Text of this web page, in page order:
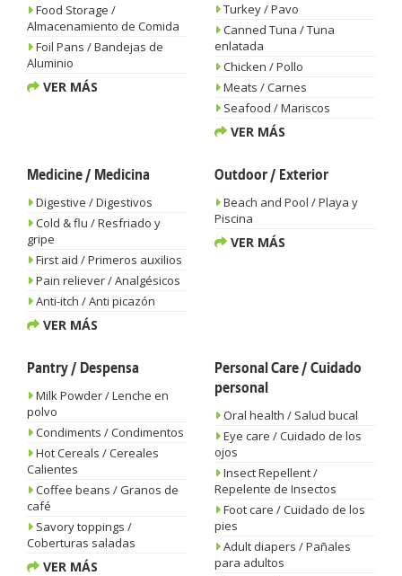
Food Storage /
Almacenamiento de Comida
Foil Pans / Bandejas de
Aluminio
VER MÁS
Turkey / Pavo
Canned Tuna / Tuna
enlatada
Chicken / Pollo
Meats / Carnes
Seafood / Mariscos
VER MÁS
Medicine / Medicina
Digestive / Digestivos
Cold & flu / Resfriado y
gripe
First aid / Primeros auxilios
Pain reliever / Analgésicos
Anti-itch / Anti picazón
VER MÁS
Outdoor / Exterior
Beach and Pool / Playa y
Piscina
VER MÁS
Pantry / Despensa
Milk Powder / Lenche en
polvo
Condiments / Condimentos
Hot Cereals / Cereales
Calientes
Coffee beans / Granos de
café
Savory toppings /
Coberturas saladas
VER MÁS
Personal Care / Cuidado
personal
Oral health / Salud bucal
Eye care / Cuidado de los
ojos
Insect Repellent /
Repelente de Insectos
Foot care / Cuidado de los
pies
Adult diapers / Pañales
para adultos